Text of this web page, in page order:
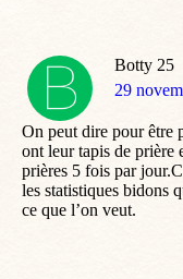
Botty 25
dit
29
On peut dire pour être
ont leur tapis de prière
prières 5 fois par
les statistiques bidons
ce que l’on veut.